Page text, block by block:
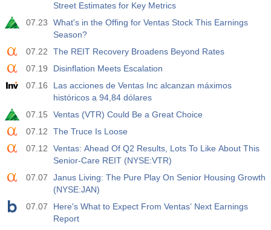
Street Estimates for Key Metrics
07.23
What's in the Offing for Ventas Stock This Earnings
Season?
07.22
The REIT Recovery Broadens Beyond Rates
07.19
Disinflation Meets Escalation
07.16
Las acciones de Ventas Inc alcanzan máximos
históricos a 94,84 dólares
07.15
Ventas (VTR) Could Be a Great Choice
07.12
The Truce Is Loose
07.12
Ventas: Ahead Of Q2 Results, Lots To Like About This
Senior-Care REIT (NYSE:VTR)
07.07
Janus Living: The Pure Play On Senior Housing Growth
(NYSE:JAN)
07.07
Here's What to Expect From Ventas’ Next Earnings
Report